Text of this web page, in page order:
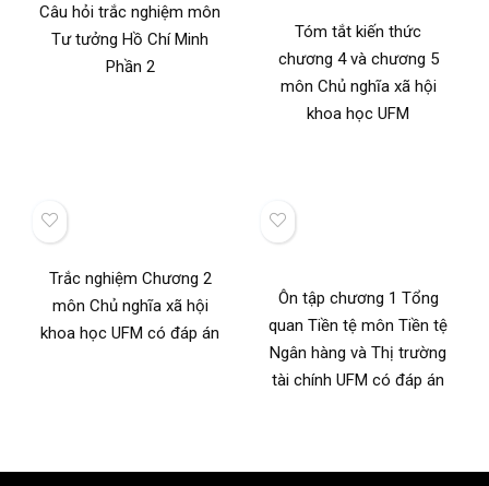
Câu hỏi trắc nghiệm môn
Tư tưởng Hồ Chí Minh
Phần 2
Tóm tắt kiến thức
chương 4 và chương 5
môn Chủ nghĩa xã hội
khoa học UFM
Trắc nghiệm Chương 2
môn Chủ nghĩa xã hội
khoa học UFM có đáp án
Ôn tập chương 1 Tổng
quan Tiền tệ môn Tiền tệ
Ngân hàng và Thị trường
tài chính UFM có đáp án